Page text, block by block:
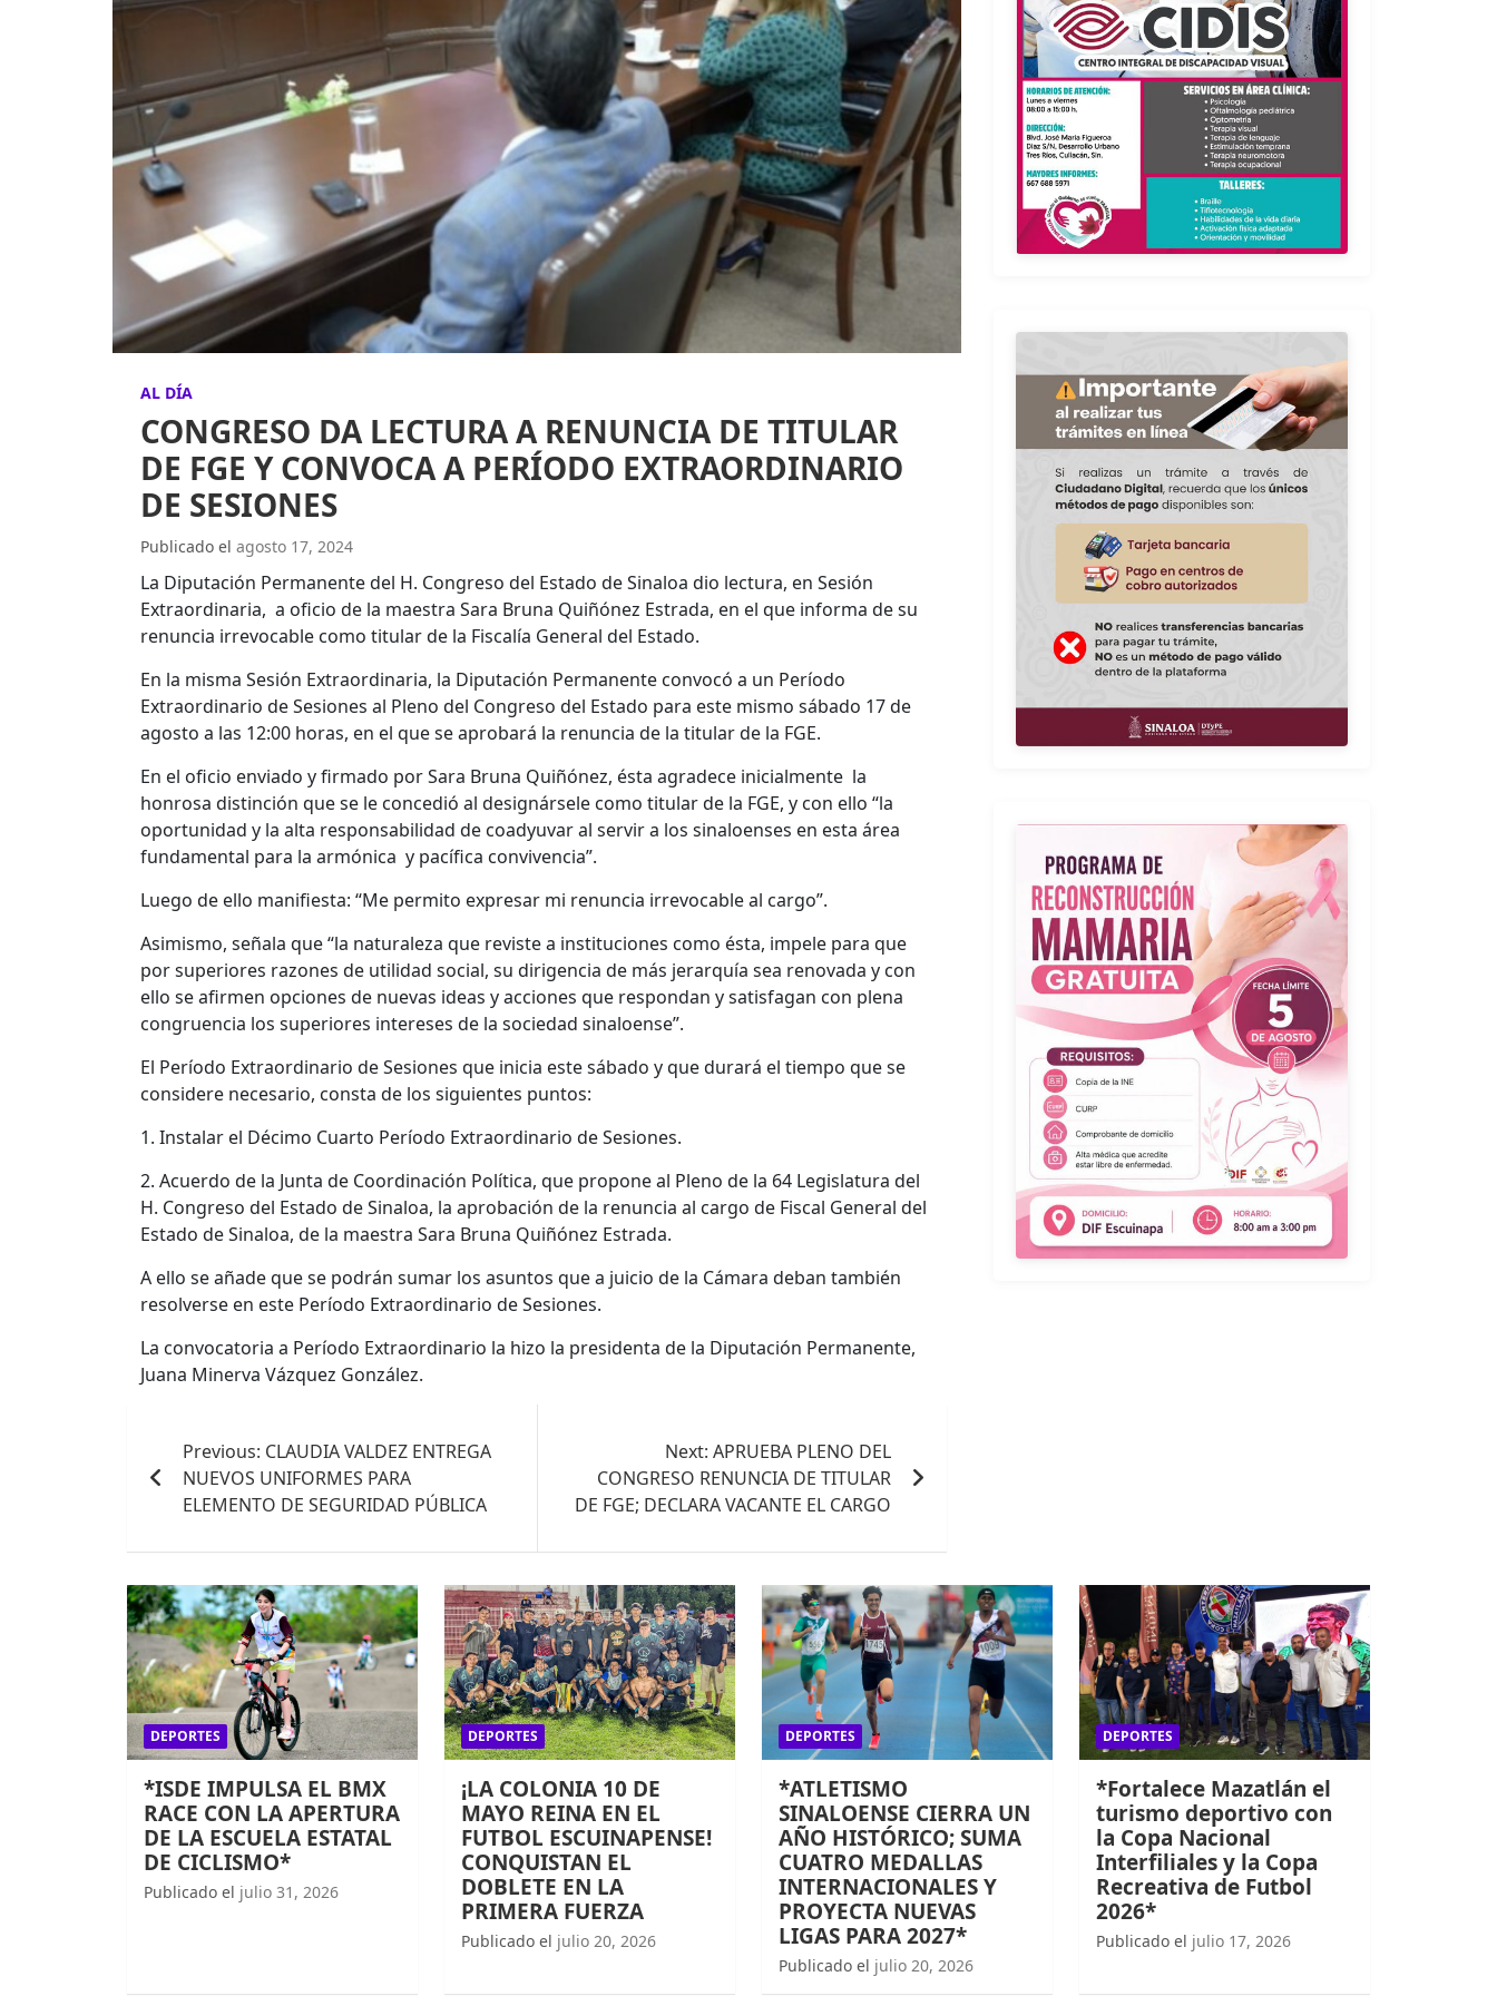
AL DÍA
CONGRESO DA LECTURA A RENUNCIA DE TITULAR
DE FGE Y CONVOCA A PERÍODO EXTRAORDINARIO
DE SESIONES
Publicado el agosto 17, 2024
La Diputación Permanente del H. Congreso del Estado de Sinaloa dio lectura, en Sesión
Extraordinaria, a oficio de la maestra Sara Bruna Quiñónez Estrada, en el que informa de su
renuncia irrevocable como titular de la Fiscalía General del Estado.
En la misma Sesión Extraordinaria, la Diputación Permanente convocó a un Período
Extraordinario de Sesiones al Pleno del Congreso del Estado para este mismo sábado 17 de
agosto a las 12:00 horas, en el que se aprobará la renuncia de la titular de la FGE.
En el oficio enviado y firmado por Sara Bruna Quiñónez, ésta agradece inicialmente la
honrosa distinción que se le concedió al designársele como titular de la FGE, y con ello “la
oportunidad y la alta responsabilidad de coadyuvar al servir a los sinaloenses en esta área
fundamental para la armónica y pacífica convivencia”.
Luego de ello manifiesta: “Me permito expresar mi renuncia irrevocable al cargo”.
Asimismo, señala que “la naturaleza que reviste a instituciones como ésta, impele para que
por superiores razones de utilidad social, su dirigencia de más jerarquía sea renovada y con
ello se afirmen opciones de nuevas ideas y acciones que respondan y satisfagan con plena
congruencia los superiores intereses de la sociedad sinaloense”.
El Período Extraordinario de Sesiones que inicia este sábado y que durará el tiempo que se
considere necesario, consta de los siguientes puntos:
1. Instalar el Décimo Cuarto Período Extraordinario de Sesiones.
2. Acuerdo de la Junta de Coordinación Política, que propone al Pleno de la 64 Legislatura del
H. Congreso del Estado de Sinaloa, la aprobación de la renuncia al cargo de Fiscal General del
Estado de Sinaloa, de la maestra Sara Bruna Quiñónez Estrada.
A ello se añade que se podrán sumar los asuntos que a juicio de la Cámara deban también
resolverse en este Período Extraordinario de Sesiones.
La convocatoria a Período Extraordinario la hizo la presidenta de la Diputación Permanente,
Juana Minerva Vázquez González.
de
entradas
Previous: CLAUDIA VALDEZ ENTREGA
NUEVOS UNIFORMES PARA
ELEMENTO DE SEGURIDAD PÚBLICA
Next: APRUEBA PLENO DEL
CONGRESO RENUNCIA DE TITULAR
DE FGE; DECLARA VACANTE EL CARGO
DEPORTES
*ISDE IMPULSA EL BMX
RACE CON LA APERTURA
DE LA ESCUELA ESTATAL
DE CICLISMO*
Publicado el julio 31, 2026
DEPORTES
¡LA COLONIA 10 DE
MAYO REINA EN EL
FUTBOL ESCUINAPENSE!
CONQUISTAN EL
DOBLETE EN LA
PRIMERA FUERZA
Publicado el julio 20, 2026
DEPORTES
*ATLETISMO
SINALOENSE CIERRA UN
AÑO HISTÓRICO; SUMA
CUATRO MEDALLAS
INTERNACIONALES Y
PROYECTA NUEVAS
LIGAS PARA 2027*
Publicado el julio 20, 2026
DEPORTES
*Fortalece Mazatlán el
turismo deportivo con
la Copa Nacional
Interfiliales y la Copa
Recreativa de Futbol
2026*
Publicado el julio 17, 2026